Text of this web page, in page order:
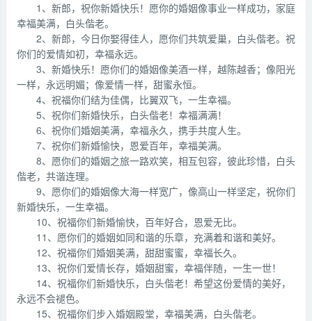
1、新郎，祝你新婚快乐！愿你的婚姻像事业一样成功，家庭
幸福美满，白头偕老。
2、新郎，今日你娶得佳人，愿你们共筑爱巢，白头偕老。祝
你们的爱情如初，幸福永远。
3、新婚快乐！愿你们的婚姻像美酒一样，越陈越香；像阳光
一样，永远明媚；像爱情一样，甜蜜永恒。
4、祝福你们结为佳偶，比翼双飞，一生幸福。
5、祝你们新婚快乐，白头偕老！幸福满满！
6、祝你们婚姻美满，幸福永久，携手共度人生。
7、祝你们新婚愉快，恩爱百年，幸福美满。
8、愿你们的婚姻之旅一路欢笑，相互包容，彼此珍惜，白头
偕老，共谐连理。
9、愿你们的婚姻像大海一样宽广，像高山一样坚定，祝你们
新婚快乐，一生幸福。
10、祝福你们新婚愉快，百年好合，恩爱无比。
11、愿你们的婚姻如同和谐的乐章，充满着和谐和美好。
12、祝福你们婚姻美满，甜甜蜜蜜，幸福长久。
13、祝你们爱情长存，婚姻甜蜜，幸福伴随，一生一世！
14、祝福你们新婚快乐，白头偕老！希望这份爱情的美好，
永远不会褪色。
15、祝福你们步入婚姻殿堂，幸福美满，白头偕老。